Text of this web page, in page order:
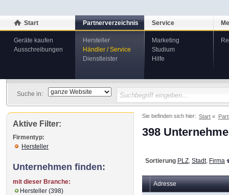
Start
Geräte kaufen
Ausschreibungen
Partnerverzeichnis
Hersteller
Händler / Service
Dienstleister
Service
Marketing
Studium
Hilfe
Suche in:
Sie befinden sich hier: Start
398
Sortierung PLZ Stadt, Firma
Adresse
Aktive Filter:
Firmentyp:
Hersteller
Unternehmen finden:
mit dieser Branche:
Hersteller (398)